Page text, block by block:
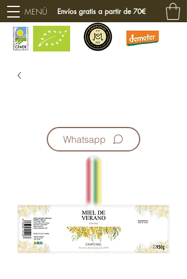
MENÚ Envíos gratis a partir de 70€
Whatsapp